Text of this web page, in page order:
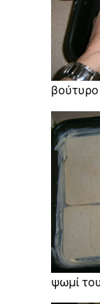
βούτυρο
ψωμί